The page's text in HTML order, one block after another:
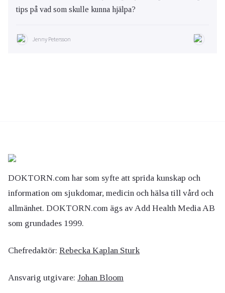
tips på vad som skulle kunna hjälpa?
Jenny Petersson
DOKTORN.com har som syfte att sprida kunskap och
information om sjukdomar, medicin och hälsa till vård och
allmänhet. DOKTORN.com ägs av Add Health Media AB
som grundades 1999.
Chefredaktör: Rebecka Kaplan Sturk
Ansvarig utgivare: Johan Bloom